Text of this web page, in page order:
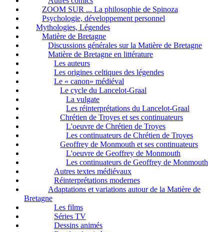
ZOOM SUR ... La philosophie de Spinoza
Psychologie, développement personnel
Mythologies, Légendes
Matière de Bretagne
Discussions générales sur la Matière de Bretagne
Matière de Bretagne en littérature
Les auteurs
Les origines celtiques des légendes
Le « canon» médiéval
Le cycle du Lancelot-Graal
La vulgate
Les réinterprétations du Lancelot-Graal
Chrétien de Troyes et ses continuateurs
L'oeuvre de Chrétien de Troyes
Les continuateurs de Chrétien de Troyes
Geoffrey de Monmouth et ses continuateurs
L'oeuvre de Geoffrey de Monmouth
Les continuateurs de Geoffrey de Monmouth
Autres textes médiévaux
Réinterprétations modernes
Adaptations et variations autour de la Matière de
Bretagne
Les films
Séries TV
Dessins animés